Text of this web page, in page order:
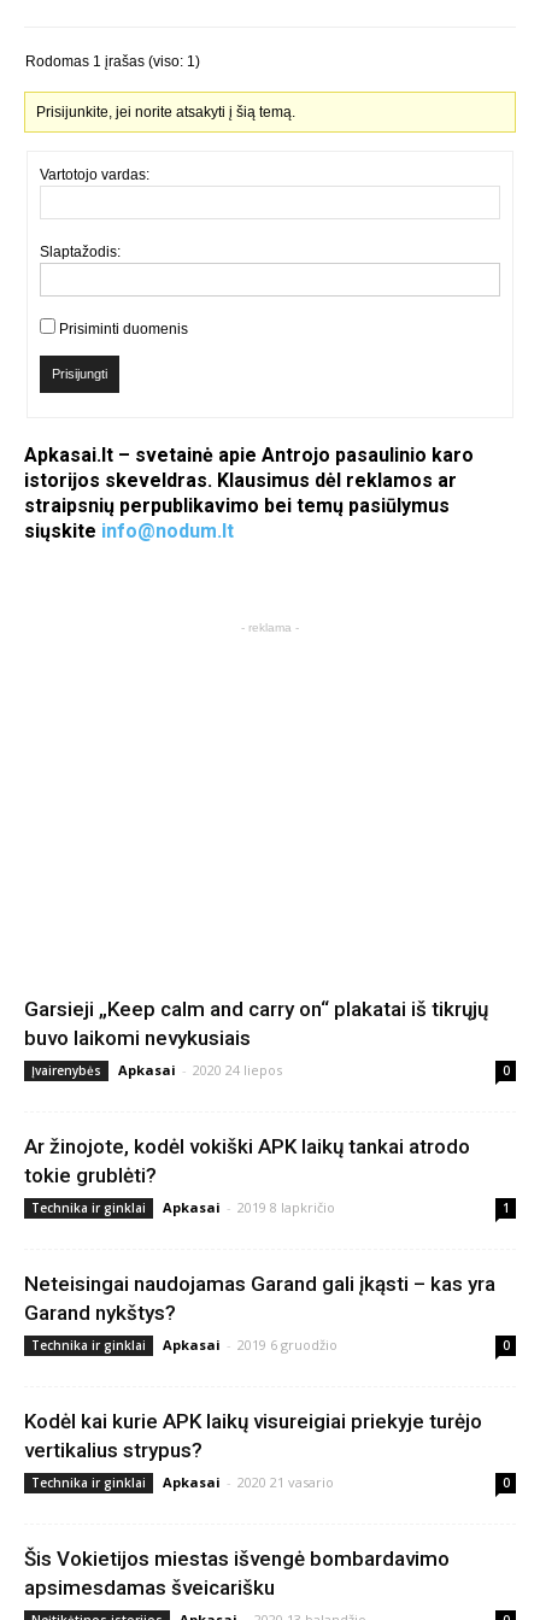
Rodomas 1 įrašas (viso: 1)
Prisijunkite, jei norite atsakyti į šią temą.
Vartotojo vardas:
Slaptažodis:
Prisiminti duomenis
Prisijungti
Apkasai.lt – svetainė apie Antrojo pasaulinio karo
istorijos skeveldras. Klausimus dėl reklamos ar
straipsnių perpublikavimo bei temų pasiūlymus
siųskite info@nodum.lt
- reklama -
Garsieji „Keep calm and carry on“ plakatai iš tikrųjų
buvo laikomi nevykusiais
Įvairenybės Apkasai - 2020 24 liepos 0
Ar žinojote, kodėl vokiški APK laikų tankai atrodo
tokie grublėti?
Technika ir ginklai Apkasai - 2019 8 lapkričio 1
Neteisingai naudojamas Garand gali įkąsti – kas yra
Garand nykštys?
Technika ir ginklai Apkasai - 2019 6 gruodžio 0
Kodėl kai kurie APK laikų visureigiai priekyje turėjo
vertikalius strypus?
Technika ir ginklai Apkasai - 2020 21 vasario 0
Šis Vokietijos miestas išvengė bombardavimo
apsimesdamas šveicarišku